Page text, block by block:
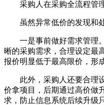
采购人在采购全流程管
虽然异常低价的发现和
一是事前做好需求管理
晰的采购需求，合理设定最
报价明显低于最高限价，形
此外，采购人还要合理
价拿项目，后期通过高价做
求，防止信息系统后续升级